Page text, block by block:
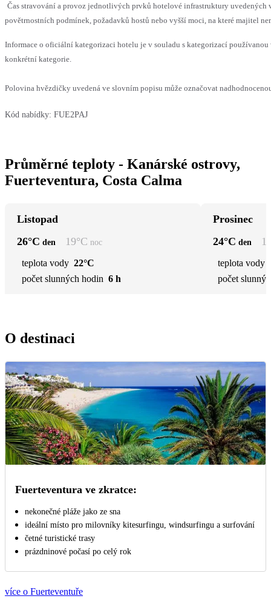
Čas stravování a provoz jednotlivých prvků hotelové infrastruktury uvedených
povětrnostních podmínek, požadavků hostů nebo vyšší moci, na které majitel
Informace o oficiální kategorizaci hotelu je v souladu s kategorizací
konkrétní kategorie.
Polovina hvězdičky uvedená ve slovním popisu může označovat
Kód nabídky: FUE2PAJ
Průměrné teploty - Kanárské ostrovy,
Fuerteventura, Costa Calma
Listopad
26°C den 19°C noc
teplota vody 22°C
počet slunných hodin 6 h
Prosinec
24°C den
teplota vody
počet
O destinaci
Fuerteventura ve zkratce:
nekonečné pláže jako ze sna
ideální místo pro milovníky kitesurfingu, windsurfingu a surfování
četné turistické trasy
prázdninové počasí po celý rok
více o Fuerteventuře